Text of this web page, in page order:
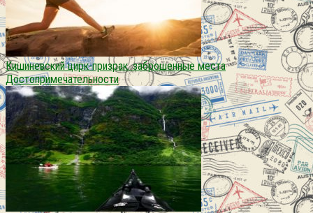
Кишиневский цирк-призрак. заброшенные места
Достопримечательности